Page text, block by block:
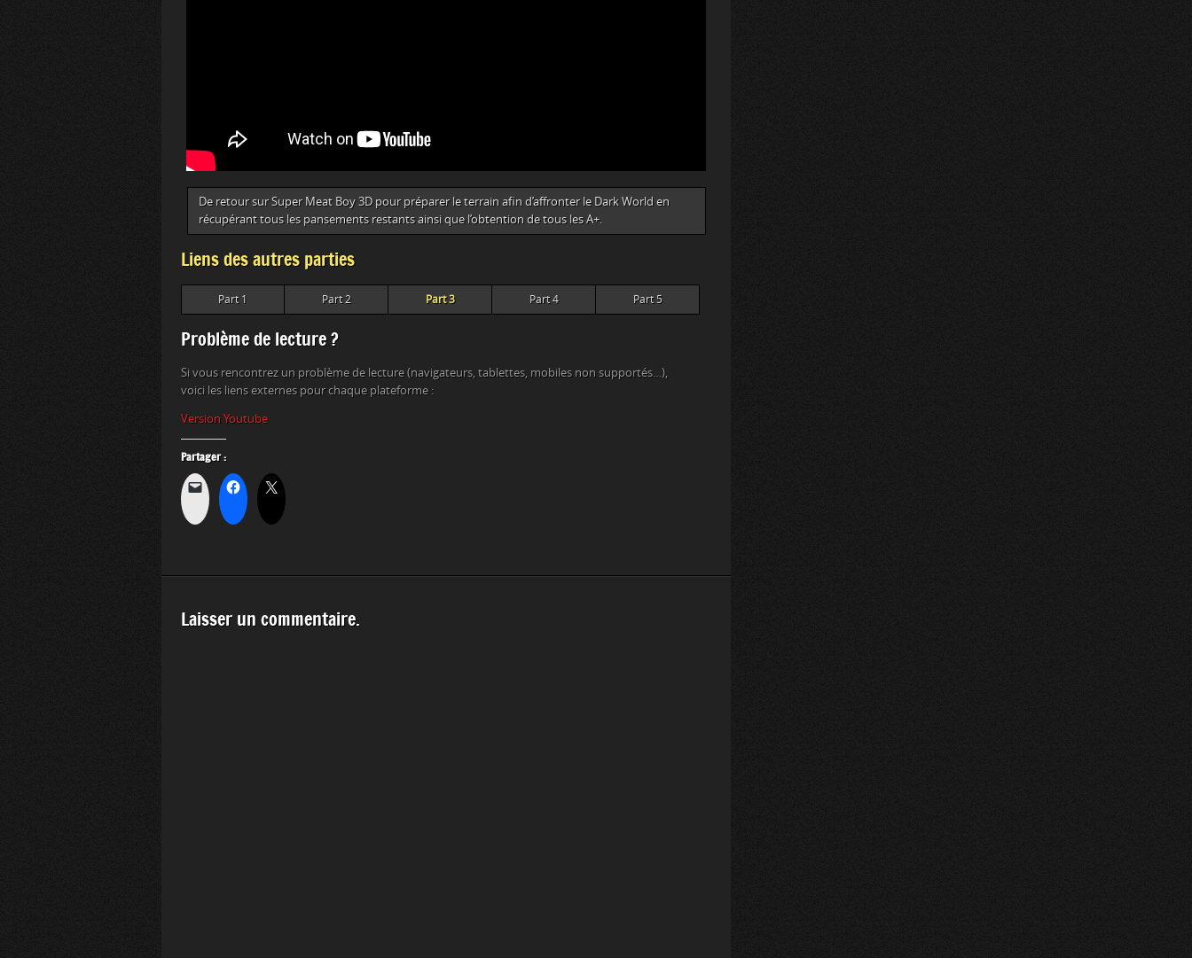
De retour sur Super Meat Boy 3D pour préparer le terrain afin d’affronter le Dark World en
récupérant tous les pansements restants ainsi que l’obtention de tous les A+.
Liens des autres parties
Part 1 Part 2 Part 3 Part 4 Part 5
Problème de lecture ?
Si vous rencontrez un problème de lecture (navigateurs, tablettes, mobiles non supportés…),
voici les liens externes pour chaque plateforme :
Version Youtube
Partager :
Laisser un commentaire.